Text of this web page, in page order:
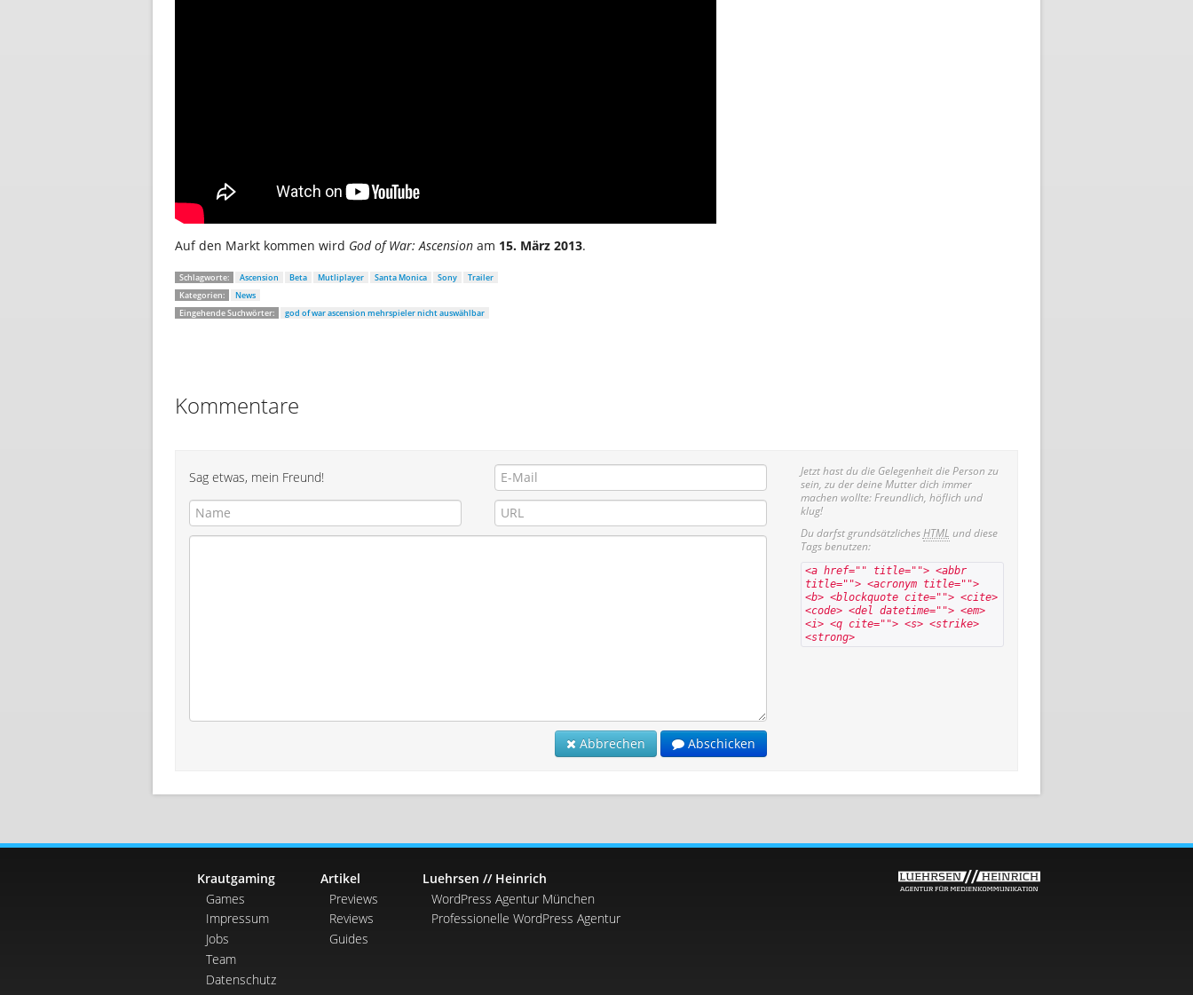
Auf den Markt kommen wird God of War: Ascension am 15. März 2013.
Schlagworte: Ascension Beta Mutliplayer Santa Monica Sony
Trailer
Kategorien:
News
Eingehende Suchwörter:
god of war ascension mehrspieler nicht auswählbar
Kommentare
Sag etwas, mein Freund!
Abbrechen Abschicken
Jetzt hast du die Gelegenheit die Person zu
sein, zu der deine Mutter dich immer
machen wollte: Freundlich, höflich und
klug!
Du darfst grundsätzlichesHTML und diese
Tags benutzen:
<a href="" title=""> <abbr
title=""> <acronym title="">
<b> <blockquote cite=""> <cite>
<code> <del datetime=""> <em>
<i> <q cite=""> <s> <strike>
<strong>
Krautgaming
Games
Impressum
Jobs
Team
Datenschutz
Artikel
Previews
Reviews
Guides
Luehrsen // Heinrich
WordPress Agentur München
Professionelle WordPress Agentur